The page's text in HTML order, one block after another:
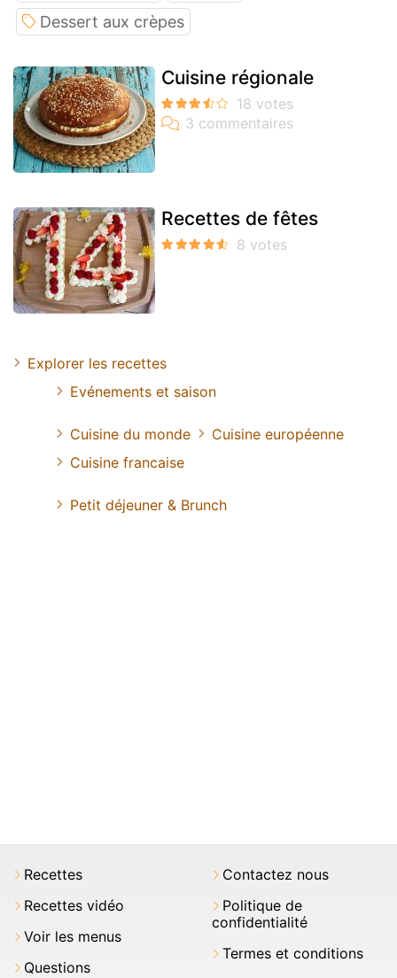
Dessert aux crèpes
Cuisine régionale
Recettes de fêtes
Explorer les recettes
Evénements et saison
Cuisine du monde
Cuisine européenne
Cuisine francaise
Petit déjeuner & Brunch
Recettes
Recettes vidéo
Voir les menus
Questions
Contactez nous
Politique de
confidentialité
Termes et conditions